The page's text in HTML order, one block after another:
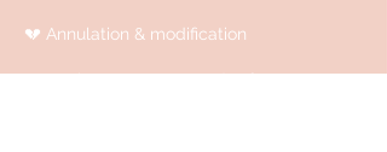
💔 Annulation & modification
• Les changements sont à effectuer au